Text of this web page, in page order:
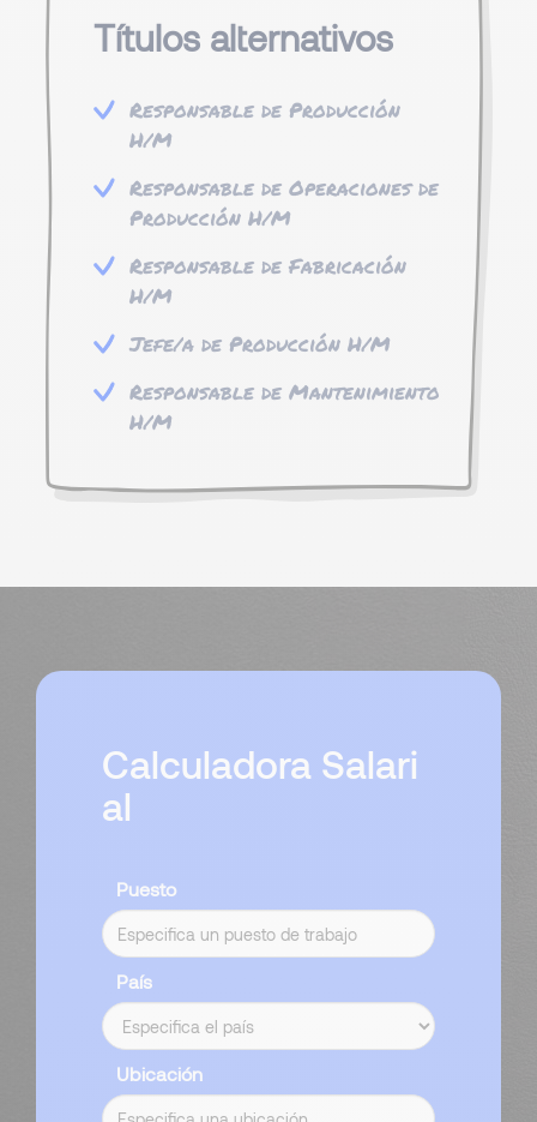
Títulos alternativos
Responsable de Producción
H/M
Responsable de Operaciones de
Producción H/M
Responsable de Fabricación
H/M
Jefe/a de Producción H/M
Responsable de Mantenimiento
H/M
Calculadora Salari
al
Puesto
País
Ubicación